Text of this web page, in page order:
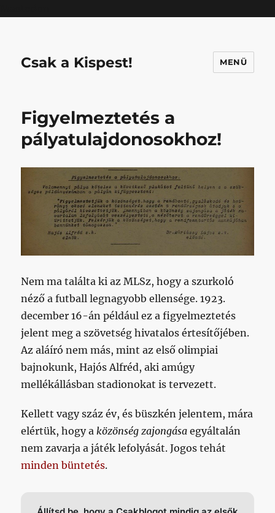
Csak a Kispest! MENÜ
Figyelmeztetés a
pályatulajdonosokhoz!
Nem ma találta ki az MLSz, hogy a szurkoló
néző a futball legnagyobb ellensége. 1923.
december 16-án például ez a figyelmeztetés
jelent meg a szövetség hivatalos értesítőjében.
Az aláíró nem más, mint az első olimpiai
bajnokunk, Hajós Alfréd, aki amúgy
mellékállásban stadionokat is tervezett.
Kellett vagy száz év, és büszkén jelentem, mára
elértük, hogy aközönség zajongása egyáltalán
nem zavarja a játék lefolyását. Jogos tehát
minden büntetés.